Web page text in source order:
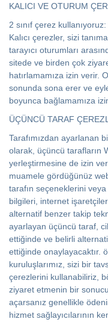
KALICI VE OTURUM
2 sınıf çerez
Kalıcı çerezler, sizi
tarayıcı oturumları
sitede ve birden çok
hatırlamamıza izin verir.
sonunda sona erer ve
boyunca bağlamamıza
ÜÇÜNCÜ TARAF
Tarafımızdan ayarlanan
olarak, üçüncü tarafların
yerleştirmesine de izin
muamele gördüğünüz
tarafın seçeneklerini
bilgileri, internet
alternatif benzer takip
ayarlayan üçüncü taraf,
ettiğinde ve belirli
ettiğinde onaylayacaktır.
kuruluşlarımız, sizi bir
çerezlerini kullanabiliriz,
ziyaret etmenin bir
açarsanız genellikle
hizmet sağlayıcılarının